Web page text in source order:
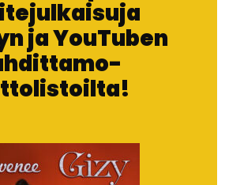
ja YouTuben